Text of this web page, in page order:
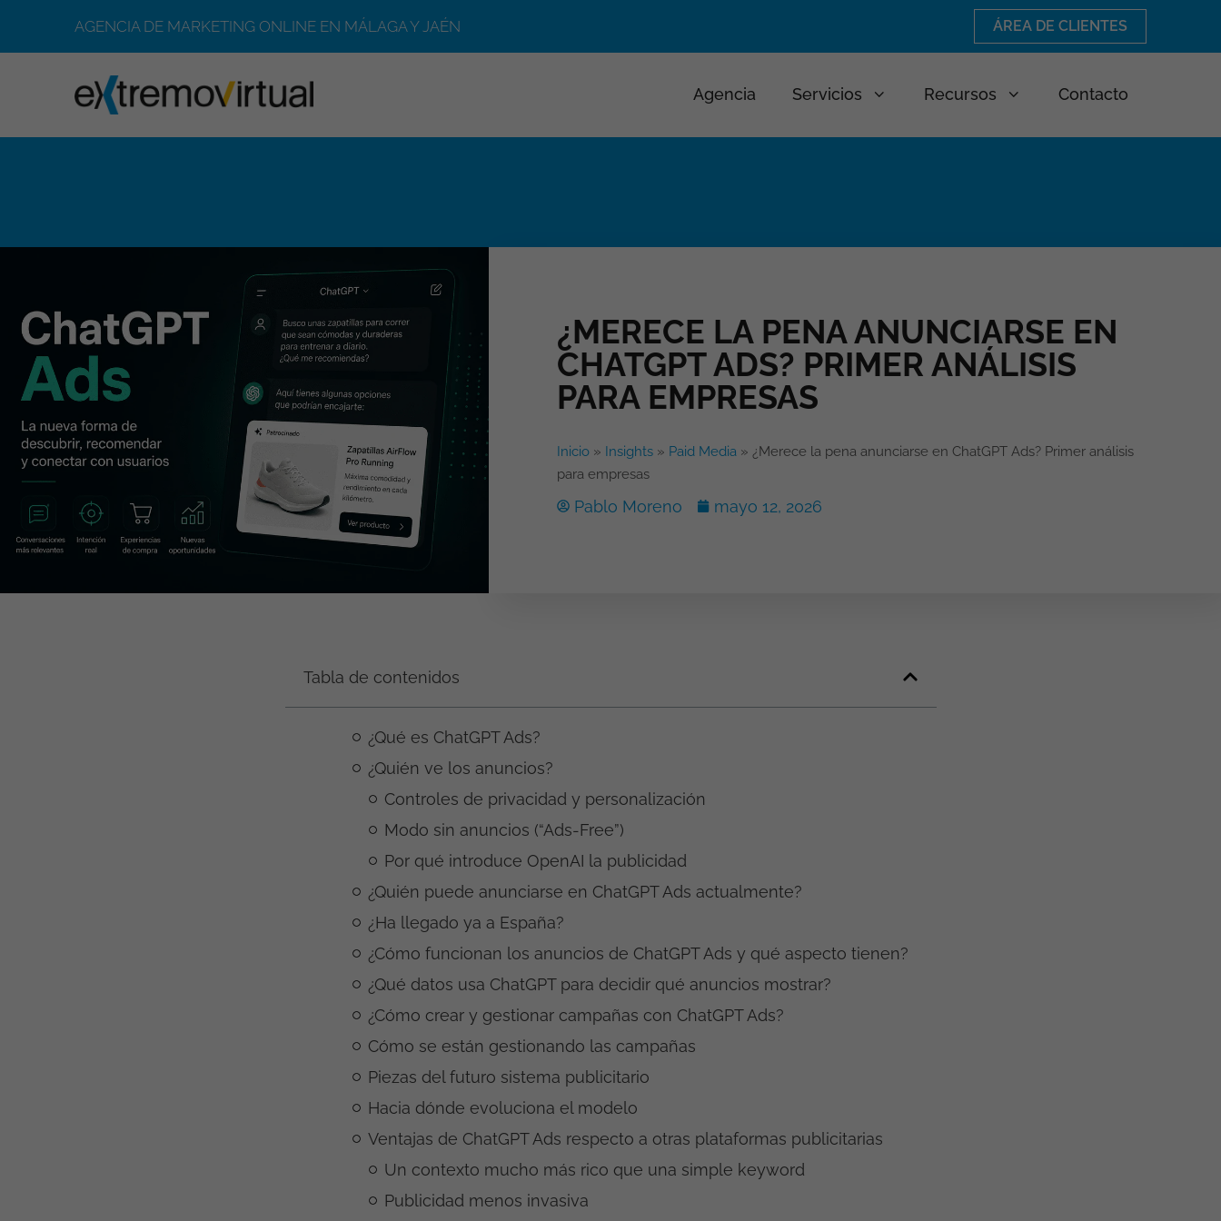
AGENCIA DE MARKETING ONLINE EN MÁLAGA Y JAÉN ÁREA DE CLIENTES
Agencia Servicios Recursos Contacto
¿MERECE LA PENA ANUNCIARSE EN
CHATGPT ADS? PRIMER ANÁLISIS
PARA EMPRESAS
Inicio» Insights» Paid Media» ¿Merece la pena anunciarse en ChatGPT Ads? Primer análisis
para empresas
Pablo Moreno mayo 12, 2026
Tabla de contenidos
¿Qué es ChatGPT Ads?
¿Quién ve los anuncios?
Controles de privacidad y personalización
Modo sin anuncios (“Ads-Free”)
Por qué introduce OpenAI la publicidad
¿Quién puede anunciarse en ChatGPT Ads actualmente?
¿Ha llegado ya a España?
¿Cómo funcionan los anuncios de ChatGPT Ads y qué aspecto tienen?
¿Qué datos usa ChatGPT para decidir qué anuncios mostrar?
¿Cómo crear y gestionar campañas con ChatGPT Ads?
Cómo se están gestionando las campañas
Piezas del futuro sistema publicitario
Hacia dónde evoluciona el modelo
Ventajas de ChatGPT Ads respecto a otras plataformas publicitarias
Un contexto mucho más rico que una simple keyword
Publicidad menos invasiva